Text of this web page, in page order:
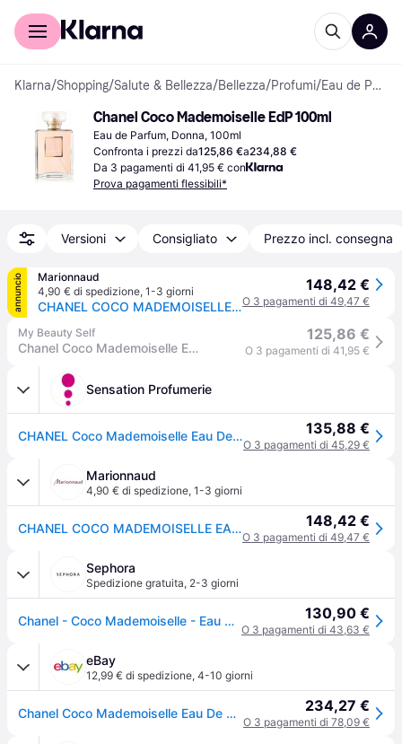
Per il tuo shopping
Klarna/Shopping/Salute & Bellezza/Bellezza/Profumi/ Eau de Parfum
Chanel Coco Mademoiselle EdP 100ml
Eau de Parfum, Donna, 100ml
Confronta i prezzi da125,86 €a234,88 €
Da 3 pagamenti di 41,95 € con
Prova pagamenti flessibili*
Versioni Consigliato Prezzo incl. consegna
annuncio
Marionnaud
4,90 € di spedizione, 1-3 giorni
CHANEL COCO MADEMOISELLE EAU DE PARFUM VAPORIZZATORE
148,42 €
O 3 pagamenti di 49,47 €
My Beauty Self
Chanel Coco Mademoiselle Eau de Parfum 100ml
125,86 €
O 3 pagamenti di 41,95 €
Sensation Profumerie
CHANEL Coco Mademoiselle Eau De Parfum Vaporizzatore 100 ML 135,88 €
O 3 pagamenti di 45,29 €
Marionnaud
4,90 € di spedizione, 1-3 giorni
CHANEL COCO MADEMOISELLE EAU DE PARFUM VAPORIZZATORE 148,42 €
O 3 pagamenti di 49,47 €
Sephora
Spedizione gratuita, 2-3 giorni
Chanel - Coco Mademoiselle - Eau De Parfum Vaporizzatore - Vaporisateur 100 Ml - Donna - 100 ml 130,90 €
O 3 pagamenti di 43,63 €
eBay
12,99 € di spedizione, 4-10 giorni
Chanel Coco Mademoiselle Eau De Parfum 100ml For Women 234,27 €
O 3 pagamenti di 78,09 €